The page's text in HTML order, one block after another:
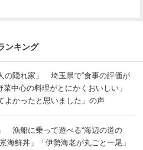
ンキング
の隠れ家」 埼玉県で“食事の評価が
菜中心の料理がとにかくおいしい」
よかったと思いました」の声
漁船に乗って遊べる“海辺の道の
海鮮丼」「伊勢海老が丸ごと一尾」